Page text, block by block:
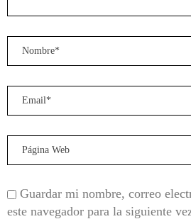
Guardar mi nombre, correo
este navegador para la siguiente